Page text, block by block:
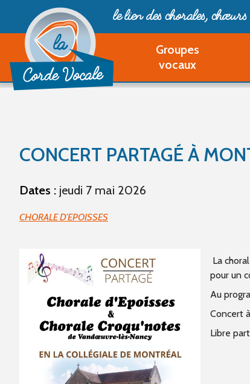
le lien des chorales, chœurs
Groupes
vocaux
CONCERT PARTAGÉ À
Dates : jeudi 7 mai 2026
CHORALE D'EPOISSES
La
pour un
Au
Concert
Libre